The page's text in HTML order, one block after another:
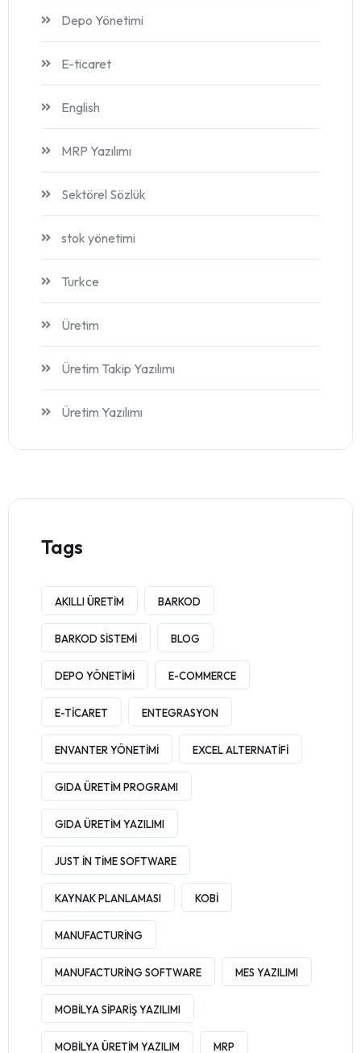
Depo Yönetimi
E-ticaret
English
MRP Yazılımı
Sektörel Sözlük
stok yönetimi
Turkce
Üretim
Üretim Takip Yazılımı
Üretim Yazılımı
Tags
AKILLI ÜRETIM BARKOD
BARKOD SISTEMI BLOG
DEPO YÖNETIMI E-COMMERCE
E-TICARET ENTEGRASYON
ENVANTER YÖNETIMI EXCEL ALTERNATIFI
GIDA ÜRETIM PROGRAMI
GIDA ÜRETIM YAZILIMI
JUST IN TIME SOFTWARE
KAYNAK PLANLAMASI KOBI
MANUFACTURING
MANUFACTURING SOFTWARE MES YAZILIMI
MOBILYA SIPARIŞ YAZILIMI
MOBILYA ÜRETIM YAZILIM MRP